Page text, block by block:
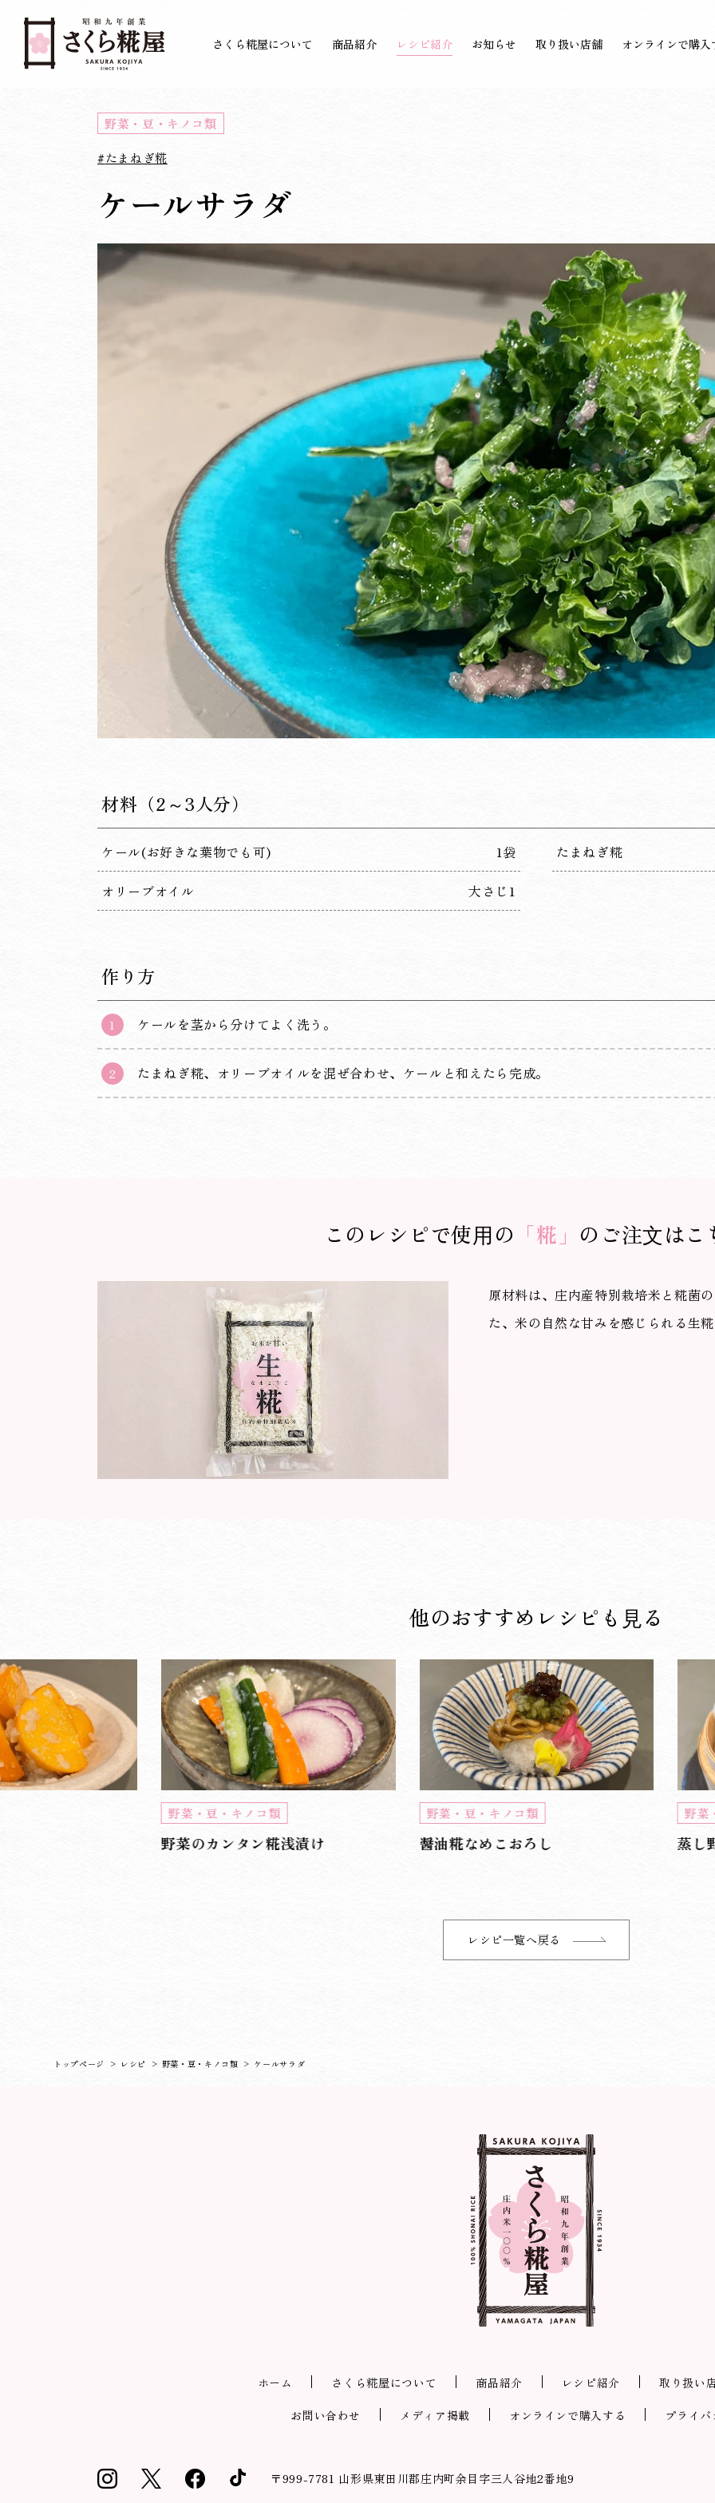
さくら糀屋について 商品紹介 レシピ紹介 お知らせ 取り扱い店舗 オンラインで購入
野菜・豆・キノコ類
たまねぎ糀
ケールサラダ
材料 （2～3人分）
ケール(お好きな葉物でも可) 1袋 たまねぎ糀
オリーブオイル 大さじ1
作り方
ケールを茎から分けてよく洗う。
たまねぎ糀、オリーブオイルを混ぜ合わせ、ケールと和えたら完成。
このレシピで使⽤の 「糀」 のご注⽂はこ
原材料は、庄内産特別栽培米と糀菌
た、米の自然な甘みを感じられる生
他のおすすめレシピも⾒る
野菜・豆・キノコ類
野菜のカンタン糀浅漬け
野菜・豆・キノコ類
醤油糀なめこおろし
野菜
蒸し
レシピ一覧へ戻る
トップページ > レシピ > 野菜・豆・キノコ類 > ケールサラダ
ホーム さくら糀屋について 商品紹介 レシピ紹介 取り扱い
お問い合わせ メディア掲載 オンラインで購入する プライ
〒999-7781 山形県東田川郡庄内町余目字三人谷地2番地9